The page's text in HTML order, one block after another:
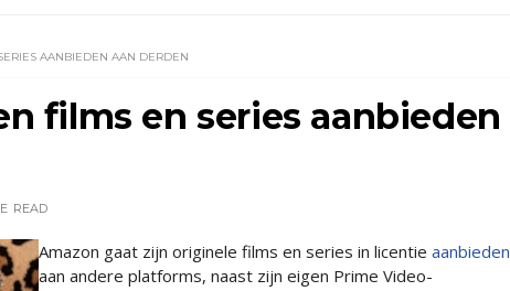
AANBIEDEN AAN DERDEN
films en series aanbieden
READ
Amazon gaat zijn originele films en series in licentie aanbieden
aan andere platforms, naast zijn eigen Prime Video-